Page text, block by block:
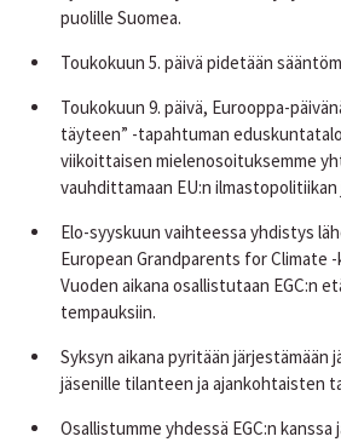
puolille Suomea.
Toukokuun 5. päivä pidetään
Toukokuun 9. päivä, Eurooppa-
täyteen” -tapahtuman
viikoittaisen mielenosoituksemme
vauhdittamaan EU:n
Elo-syyskuun vaihteessa yhdistys
European Grandparents for Climate
Vuoden aikana osallistutaan EGC:n
tempauksiin.
Syksyn aikana pyritään järjestämään
jäsenille tilanteen ja ajankohtaisten
Osallistumme yhdessä EGC:n